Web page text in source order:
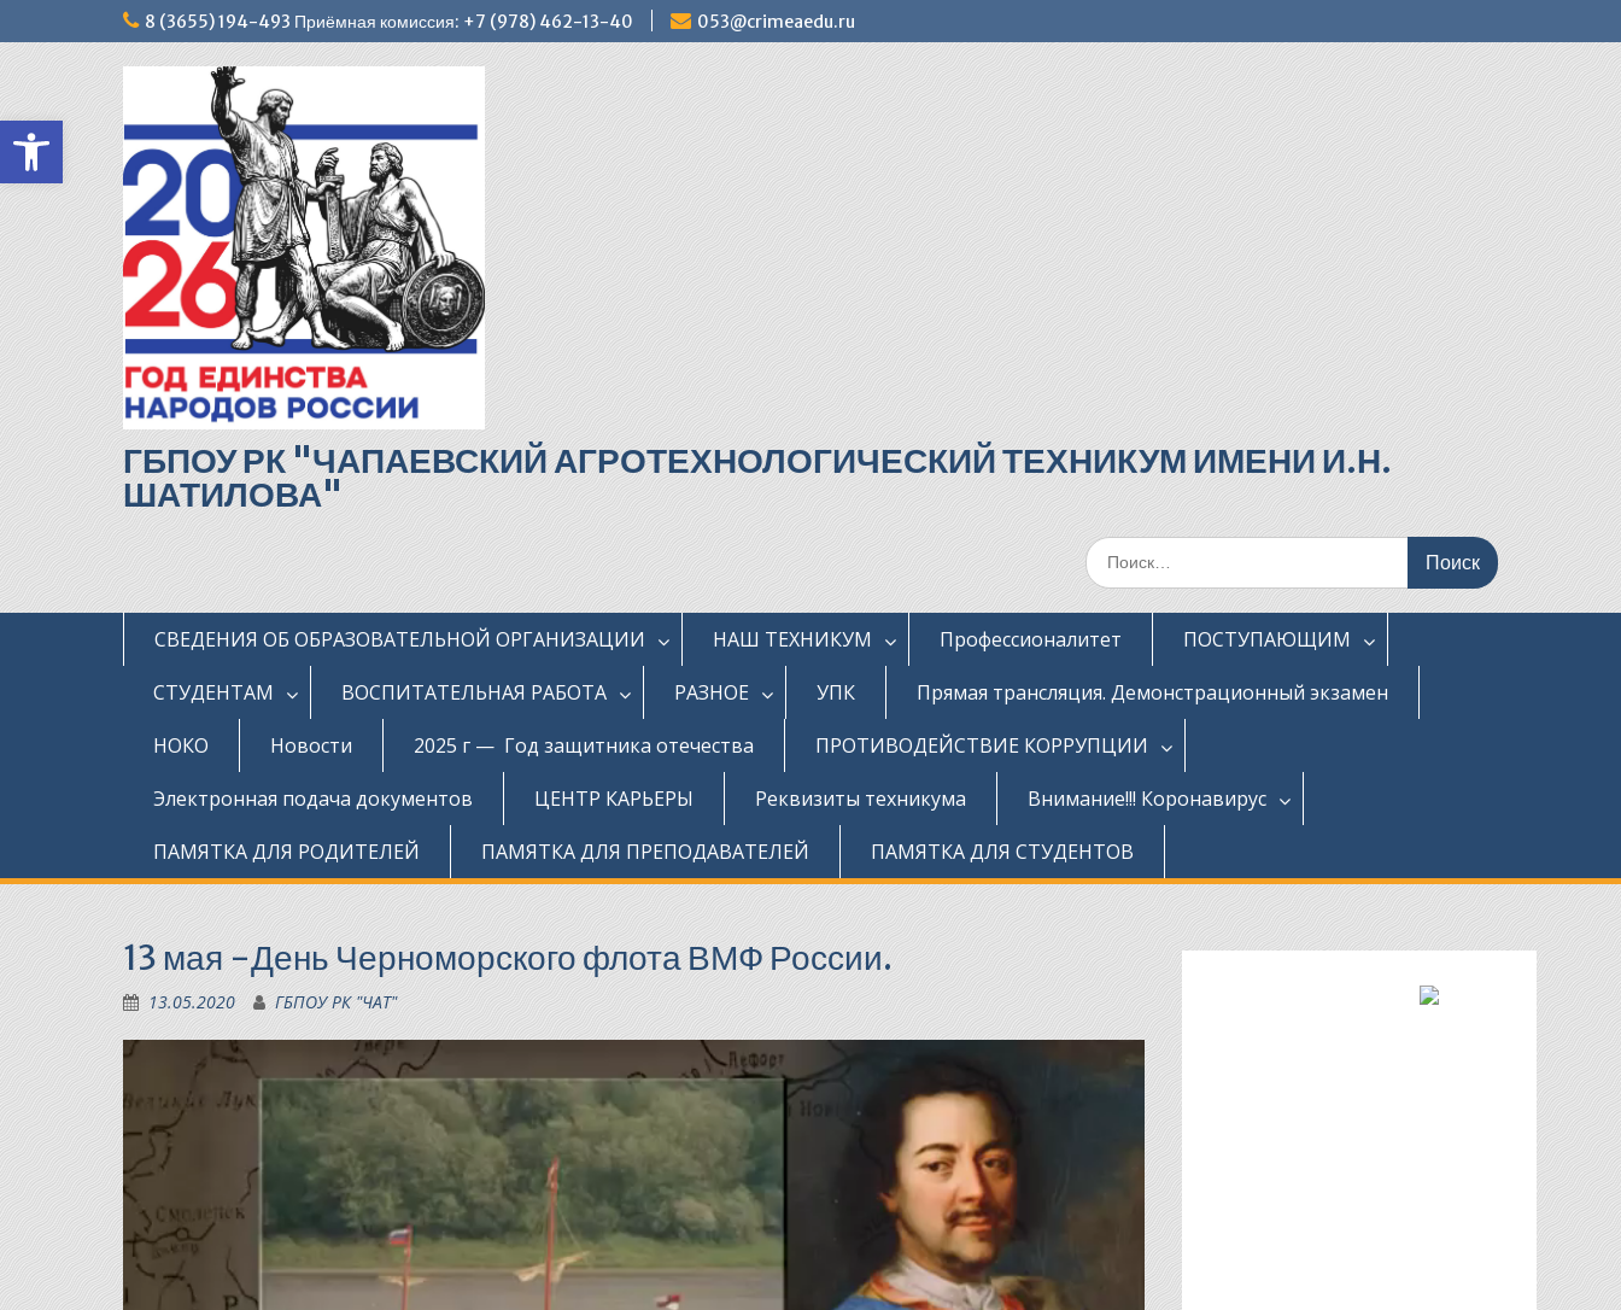
Открыть панель инструментов
к
содержимому
8 (3655) 194-493 Приёмная комиссия: +7 (978) 462-13-40 053@crimeaedu.ru
ГБПОУ РК "ЧАПАЕВСКИЙ АГРОТЕХНОЛОГИЧЕСКИЙ ТЕХНИКУМ ИМЕНИ И.Н.
ШАТИЛОВА"
Поиск
по:
СВЕДЕНИЯ ОБ ОБРАЗОВАТЕЛЬНОЙ ОРГАНИЗАЦИИ НАШ ТЕХНИКУМ Профессионалитет
ПОСТУПАЮЩИМ
СТУДЕНТАМ
ВОСПИТАТЕЛЬНАЯ РАБОТА РАЗНОЕ УПК
Прямая трансляция. Демонстрационный экзамен
НОКО
Новости 2025 г — Год защитника отечества
ПРОТИВОДЕЙСТВИЕ КОРРУПЦИИ
Электронная подача документов
ЦЕНТР КАРЬЕРЫ Реквизиты техникума
Внимание!!! Коронавирус
ПАМЯТКА ДЛЯ РОДИТЕЛЕЙ
ПАМЯТКА ДЛЯ ПРЕПОДАВАТЕЛЕЙ ПАМЯТКА ДЛЯ СТУДЕНТОВ
13 мая -День Черноморского флота ВМФ России.
13.05.2020 ГБПОУ РК "ЧАТ"